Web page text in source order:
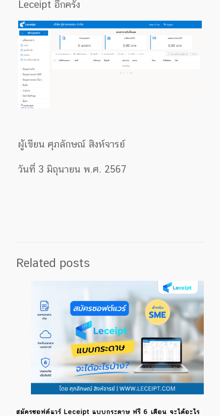
Leceipt อีกครั้ง
ผู้เขียน ศุภลักษณ์ สิงห์จารย์
วันที่ 3 มิถุนายน พ.ศ. 2567
Related posts
สมัครซอฟต์แวร์ Leceipt แบบกระดาษ ฟรี 6 เดือน จะได้อะไร